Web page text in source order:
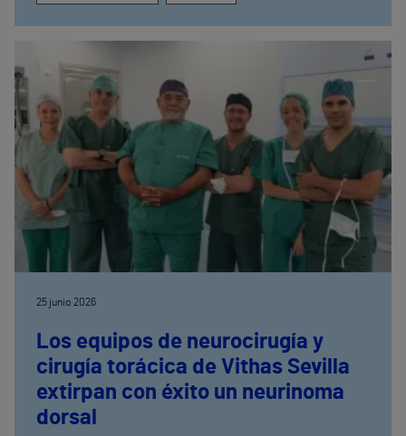
25 junio 2026
Los equipos de neurocirugía y
cirugía torácica de Vithas Sevilla
extirpan con éxito un neurinoma
dorsal